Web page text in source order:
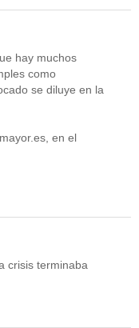
hay muchos
como
se diluye en la
en el
crisis terminaba